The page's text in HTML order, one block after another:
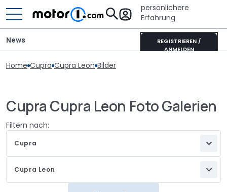
persönlichere
Erfahrung
REGISTRIEREN /
ANMELDEN
News
Home Cupra Cupra Leon Bilder
Cupra Cupra Leon Foto Galerien
Filtern nach:
Cupra
Cupra Leon